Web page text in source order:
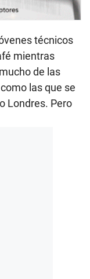
técnicos
mientras
de las
las que se
Londres. Pero